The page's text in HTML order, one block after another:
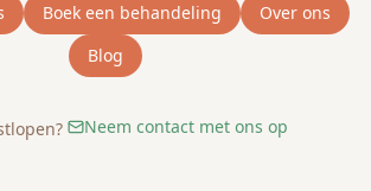
Boek een behandeling
Over ons
Blog
Neem contact met ons op